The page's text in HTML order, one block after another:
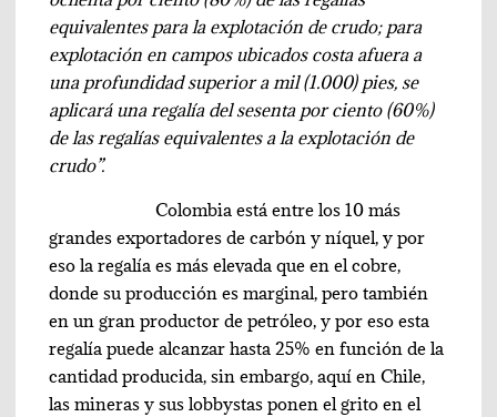
equivalentes para la explotación de crudo; para
explotación en campos ubicados costa afuera a
una profundidad superior a mil (1.000) pies, se
aplicará una regalía del sesenta por ciento (60%)
de las regalías equivalentes a la explotación de
crudo”.
Colombia está entre los 10 más
grandes exportadores de carbón y níquel, y por
eso la regalía es más elevada que en el cobre,
donde su producción es marginal, pero también
en un gran productor de petróleo, y por eso esta
regalía puede alcanzar hasta 25% en función de la
cantidad producida, sin embargo, aquí en Chile,
las mineras y sus lobbystas ponen el grito en el